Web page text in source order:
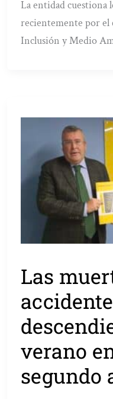
La entidad cuestiona
recientemente por el
Inclusión y Medio
Las
verano
segundo